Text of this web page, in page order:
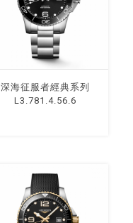
深海征服者經典系列
L3.781.4.56.6